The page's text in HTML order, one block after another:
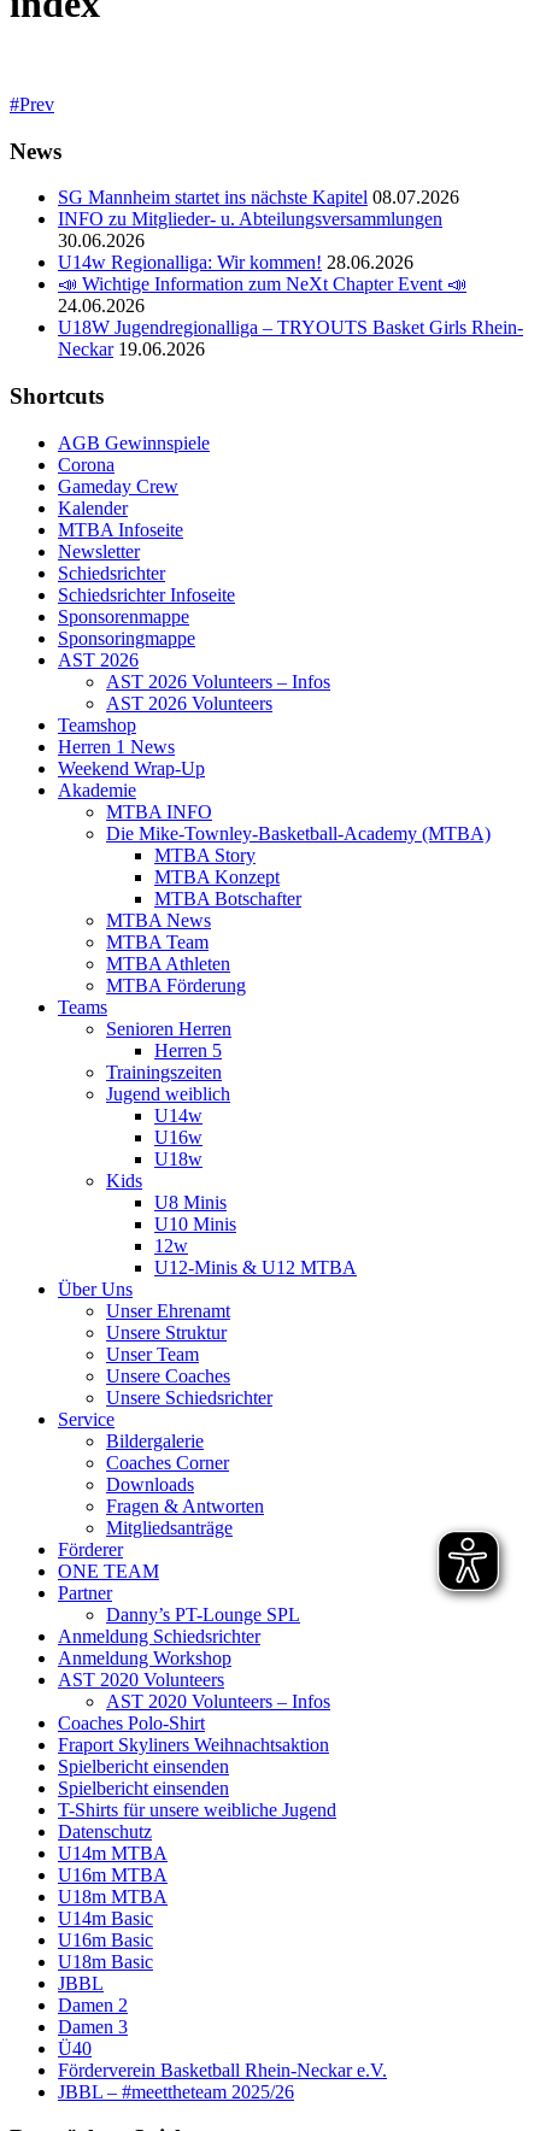
Prev
News
SG Mannheim startet ins nächste Kapitel 08.07.2026
INFO zu Mitglieder- u. Abteilungsversammlungen
30.06.2026
U14w Regionalliga: Wir kommen! 28.06.2026
📣 Wichtige Information zum NeXt Chapter Event 📣
24.06.2026
U18W Jugendregionalliga – TRYOUTS Basket Girls Rhein-
Neckar 19.06.2026
Shortcuts
AGB Gewinnspiele
Corona
Gameday Crew
Kalender
MTBA Infoseite
Newsletter
Schiedsrichter
Schiedsrichter Infoseite
Sponsorenmappe
Sponsoringmappe
AST 2026
AST 2026 Volunteers – Infos
AST 2026 Volunteers
Teamshop
Herren 1 News
Weekend Wrap-Up
Akademie
MTBA INFO
Die Mike-Townley-Basketball-Academy (MTBA)
MTBA Story
MTBA Konzept
MTBA Botschafter
MTBA News
MTBA Team
MTBA Athleten
MTBA Förderung
Teams
Senioren Herren
Herren 5
Trainingszeiten
Jugend weiblich
U14w
U16w
U18w
Kids
U8 Minis
U10 Minis
12w
U12-Minis & U12 MTBA
Über Uns
Unser Ehrenamt
Unsere Struktur
Unser Team
Unsere Coaches
Unsere Schiedsrichter
Service
Bildergalerie
Coaches Corner
Downloads
Fragen & Antworten
Mitgliedsanträge
Förderer
ONE TEAM
Partner
Danny’s PT-Lounge SPL
Anmeldung Schiedsrichter
Anmeldung Workshop
AST 2020 Volunteers
AST 2020 Volunteers – Infos
Coaches Polo-Shirt
Fraport Skyliners Weihnachtsaktion
Spielbericht einsenden
Spielbericht einsenden
T-Shirts für unsere weibliche Jugend
Datenschutz
U14m MTBA
U16m MTBA
U18m MTBA
U14m Basic
U16m Basic
U18m Basic
JBBL
Damen 2
Damen 3
Ü40
Förderverein Basketball Rhein-Neckar e.V.
JBBL – #meettheteam 2025/26